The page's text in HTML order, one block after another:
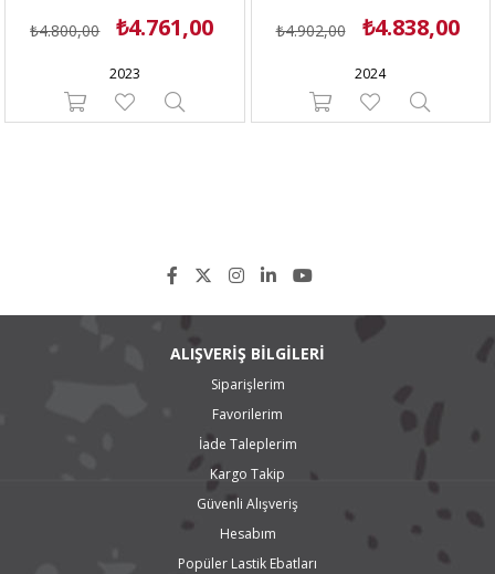
₺4.761,00
₺4.800,00
2023
₺4.838,00
₺4.902,00
2024
ALIŞVERİŞ BİLGİLERİ
Siparişlerim
Favorilerim
İade Taleplerim
Kargo Takip
Güvenli Alışveriş
Hesabım
Popüler Lastik Ebatları